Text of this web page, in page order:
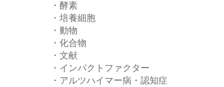
・ 酵素
・ 培養細胞
・ 動物
・ 化合物
・ 文献
・ インパクトファクター
・ アルツハイマー病・認知症